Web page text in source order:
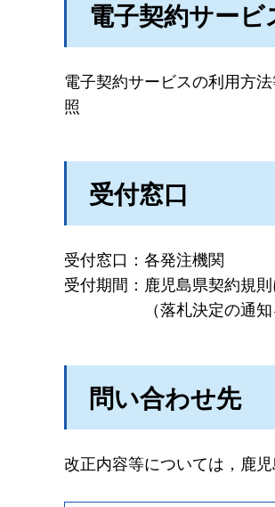
電子契約サー
電子契約サービスの利用方法
照
受付窓口
受付窓口： 各発注機関
受付期間： 鹿児島県契約規
（落札決定の通
問い合わせ先
改正内容等については，鹿